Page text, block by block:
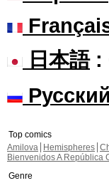
日本語:
Русский
Top comics
Amilova
Hemispheres
Bienvenidos A República
Genre